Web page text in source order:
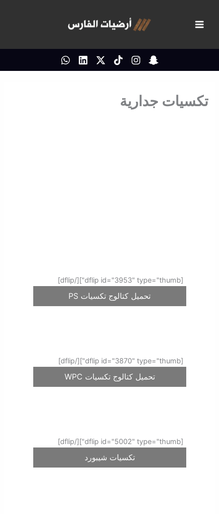
المحتوى
تكسيات جدارية
[dflip id="3953" type="thumb"][/dflip]
تحميل كتالوج تكسيات PS
[dflip id="3870" type="thumb"][/dflip]
تحميل كتالوج تكسيات WPC
[dflip id="5002" type="thumb"][/dflip]
تكسيات شيبورد